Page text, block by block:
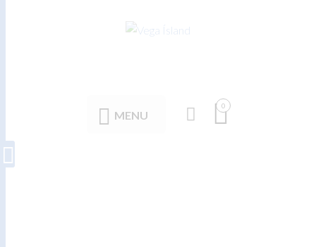
MENU
0